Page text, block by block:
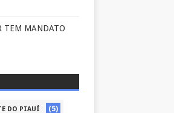
TEM MANDATO
DO PIAUÍ (5)